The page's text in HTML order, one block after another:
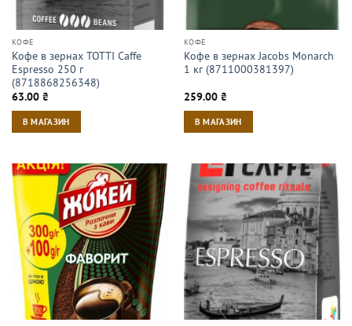
КОФЕ
Кофе в зернах TOTTI Caffe
Espresso 250 г
(8718868256348)
63.00 ₴
В МАГАЗИН
КОФЕ
Кофе в зернах Jacobs Monarch
1 кг (8711000381397)
259.00 ₴
В МАГАЗИН